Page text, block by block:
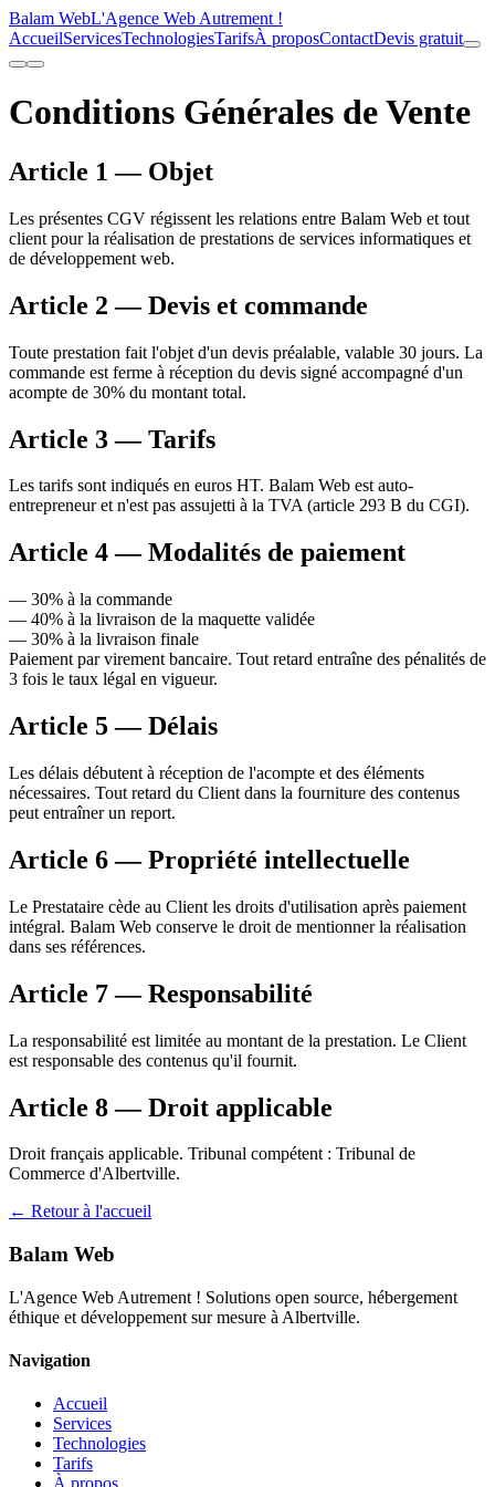
Balam WebL'Agence Web Autrement !
AccueilServicesTechnologiesTarifsÀ proposContactDevis gratuit
Conditions Générales de Vente
Article 1 — Objet
Les présentes CGV régissent les relations entre Balam Web et tout
client pour la réalisation de prestations de services informatiques et
de développement web.
Article 2 — Devis et commande
Toute prestation fait l'objet d'un devis préalable, valable 30 jours. La
commande est ferme à réception du devis signé accompagné d'un
acompte de 30% du montant total.
Article 3 — Tarifs
Les tarifs sont indiqués en euros HT. Balam Web est auto-
entrepreneur et n'est pas assujetti à la TVA (article 293 B du CGI).
Article 4 — Modalités de paiement
— 30% à la commande
— 40% à la livraison de la maquette validée
— 30% à la livraison finale
Paiement par virement bancaire. Tout retard entraîne des pénalités de
3 fois le taux légal en vigueur.
Article 5 — Délais
Les délais débutent à réception de l'acompte et des éléments
nécessaires. Tout retard du Client dans la fourniture des contenus
peut entraîner un report.
Article 6 — Propriété intellectuelle
Le Prestataire cède au Client les droits d'utilisation après paiement
intégral. Balam Web conserve le droit de mentionner la réalisation
dans ses références.
Article 7 — Responsabilité
La responsabilité est limitée au montant de la prestation. Le Client
est responsable des contenus qu'il fournit.
Article 8 — Droit applicable
Droit français applicable. Tribunal compétent : Tribunal de
Commerce d'Albertville.
← Retour à l'accueil
Balam Web
L'Agence Web Autrement ! Solutions open source, hébergement
éthique et développement sur mesure à Albertville.
Navigation
Accueil
Services
Technologies
Tarifs